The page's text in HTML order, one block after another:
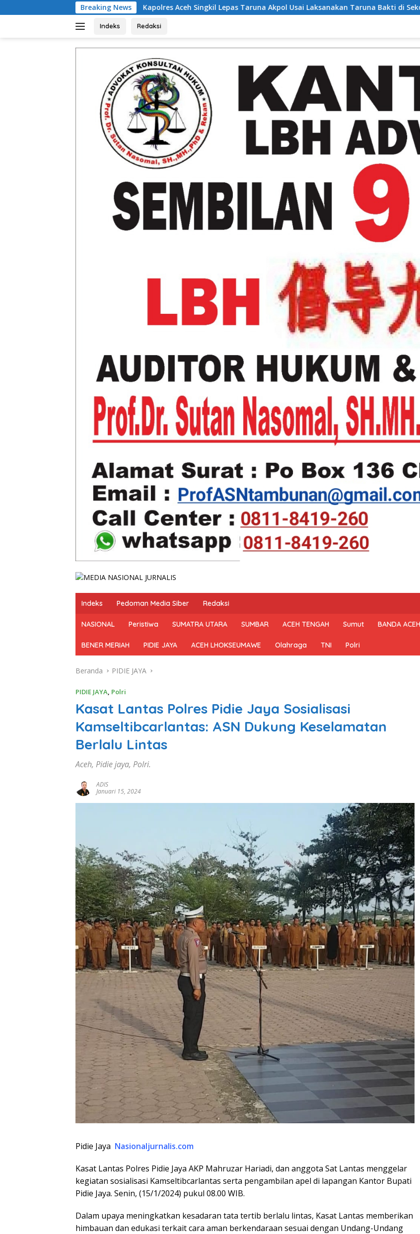
ke
Breaking News
Kapolres Aceh Singkil Lepas Taruna Akpol Usai Laksanakan Taruna Bakti di Sekolah Rakyat Bukan
Indeks Redaksi
Indeks Pedoman Media Siber Redaksi
NASIONAL Peristiwa SUMATRA UTARA SUMBAR ACEH TENGAH Sumut BANDA ACEH
BENER MERIAH PIDIE JAYA ACEH LHOKSEUMAWE Olahraga TNI Polri
Beranda PIDIE JAYA
PIDIE JAYA Polri
Kasat Lantas Polres Pidie Jaya Sosialisasi
Kamseltibcarlantas: ASN Dukung Keselamatan
Berlalu Lintas
Aceh, Pidie jaya, Polri.
ADIS
Januari 15, 2024
Pidie Jaya Nasionaljurnalis.com
Kasat Lantas Polres Pidie Jaya AKP Mahruzar Hariadi, dan anggota Sat Lantas menggelar
kegiatan sosialisasi Kamseltibcarlantas serta pengambilan apel di lapangan Kantor Bupati
Pidie Jaya. Senin, (15/1/2024) pukul 08.00 WIB.
Dalam upaya meningkatkan kesadaran tata tertib berlalu lintas, Kasat Lantas memberikan
himbauan dan edukasi terkait cara aman berkendaraan sesuai dengan Undang-Undang